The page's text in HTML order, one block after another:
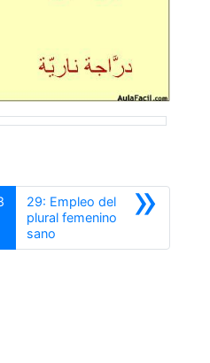
»
29: Empleo del
plural femenino
sano